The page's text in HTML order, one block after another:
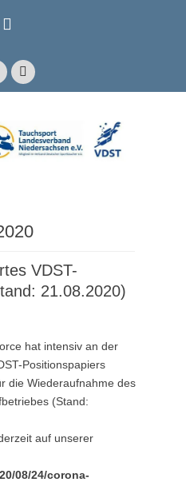
FacebookE-
Mail
Tauchsport
Landesverband
VDST-
21.08.2020)
hat intensiv an der
Positionspapiers
die Wiederaufnahme des
(Stand:
auf unserer
08/24/corona-